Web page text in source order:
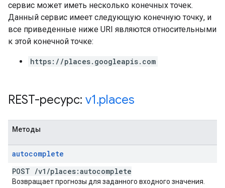
сервис может иметь несколько конечных точек.
Данный сервис имеет следующую конечную точку, и
все приведенные ниже URI являются относительными
к этой конечной точке:
https://places.googleapis.com
REST-ресурс: v1.places
Методы
autocomplete
POST /v1 /places:autocomplete
Возвращает прогнозы для заданного входного значения.